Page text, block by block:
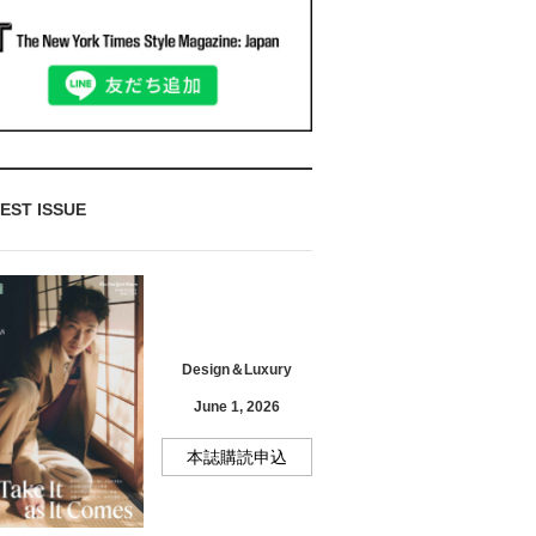
ISSUE
Design＆Luxury
June 1, 2026
本誌購読申込